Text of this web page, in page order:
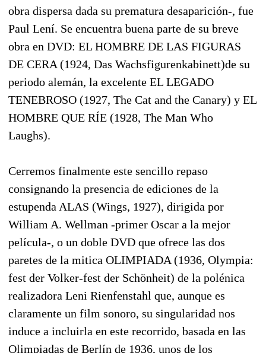
obra dispersa dada su prematura desaparición-, fue
Paul Lení. Se encuentra buena parte de su breve
obra en DVD: EL HOMBRE DE LAS FIGURAS
DE CERA (1924, Das Wachsfigurenkabinett)de su
periodo alemán, la excelente EL LEGADO
TENEBROSO (1927, The Cat and the Canary) y EL
HOMBRE QUE RÍE (1928, The Man Who
Laughs).
Cerremos finalmente este sencillo repaso
consignando la presencia de ediciones de la
estupenda ALAS (Wings, 1927), dirigida por
William A. Wellman -primer Oscar a la mejor
película-, o un doble DVD que ofrece las dos
paretes de la mitica OLIMPIADA (1936, Olympia:
fest der Volker-fest der Schönheit) de la polénica
realizadora Leni Rienfenstahl que, aunque es
claramente un film sonoro, su singularidad nos
induce a incluirla en este recorrido, basada en las
Olimpiadas de Berlín de 1936, unos de los